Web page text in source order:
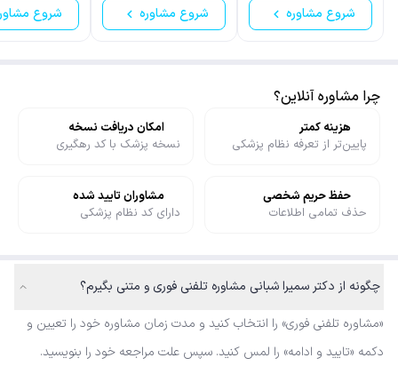
شروع مشاوره شروع مشاوره شروع
چرا مشاوره آنلاین؟
هزینه کمتر
پایین‌تر از تعرفه نظام پزشکی
امکان دریافت نسخه
نسخه پزشک با کد رهگیری
حفظ حریم شخصی
حذف تمامی اطلاعات
مشاوران تایید شده
دارای کد نظام پزشکی
چگونه از دکتر سمیرا شبانی مشاوره تلفنی فوری و متنی بگیرم؟
«مشاوره تلفنی فوری» را انتخاب کنید و مدت زمان مشاوره خود را تعیین و
دکمه «تایید و ادامه» را لمس کنید. سپس علت مراجعه خود را بنویسید.